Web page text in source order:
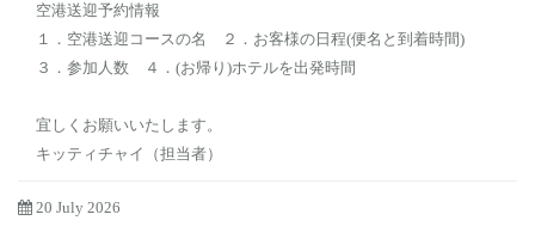
空港送迎予約情報
１．空港送迎コースの名 ２．お客様の日程(便名と到着時間)
３．参加人数 ４．(お帰り)ホテルを出発時間
宜しくお願いいたします。
キッティチャイ（担当者）
20 July 2026